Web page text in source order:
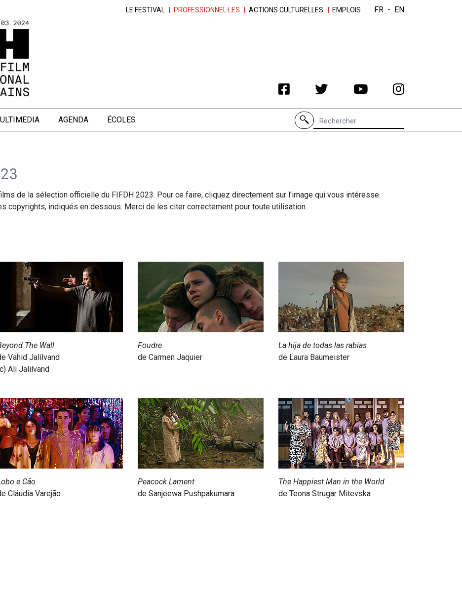
LE FESTIVAL PROFESSIONNEL·LES ACTIONS CULTURELLES EMPLOIS FR - EN
AGENDA ÉCOLES
Recherche de
de la sélection officielle du FIFDH 2023. Pour ce faire, cliquez directement sur l'image qui vous intéresse.
copyrights, indiqués en dessous. Merci de les citer correctement pour toute utilisation.
The Wall
Vahid Jalilvand
Ali Jalilvand
Foudre
de Carmen Jaquier
La hija de todas las rabias
de Laura Baumeister
e Cão
Cláudia Varejão
Peacock Lament
de Sanjeewa Pushpakumara
The Happiest Man in the World
de Teona Strugar Mitevska